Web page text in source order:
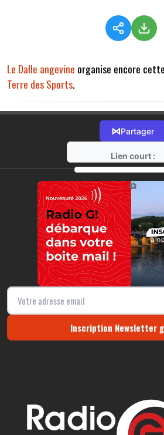
Le Dalle angevine organise encore
Terre des Sports.
⋈Partager
Lien court :
⧉
Inscription Newsletter